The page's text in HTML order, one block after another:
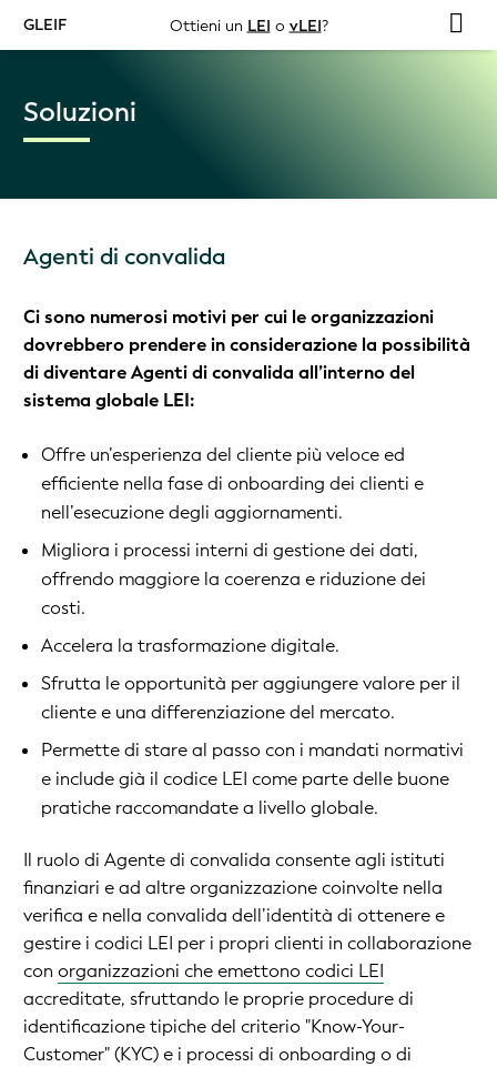
GLEIF Ottieni un LEI o vLEI?
Soluzioni
Agenti di convalida
Ci sono numerosi motivi per cui le organizzazioni
dovrebbero prendere in considerazione la possibilità
di diventare Agenti di convalida all’interno del
sistema globale LEI:
Offre un’esperienza del cliente più veloce ed
efficiente nella fase di onboarding dei clienti e
nell’esecuzione degli aggiornamenti.
Migliora i processi interni di gestione dei dati,
offrendo maggiore la coerenza e riduzione dei
costi.
Accelera la trasformazione digitale.
Sfrutta le opportunità per aggiungere valore per il
cliente e una differenziazione del mercato.
Permette di stare al passo con i mandati normativi
e include già il codice LEI come parte delle buone
pratiche raccomandate a livello globale.
Il ruolo di Agente di convalida consente agli istituti
finanziari e ad altre organizzazione coinvolte nella
verifica e nella convalida dell’identità di ottenere e
gestire i codici LEI per i propri clienti in collaborazione
con organizzazioni che emettono codici LEI
accreditate, sfruttando le proprie procedure di
identificazione tipiche del criterio "Know-Your-
Customer" (KYC) e i processi di onboarding o di